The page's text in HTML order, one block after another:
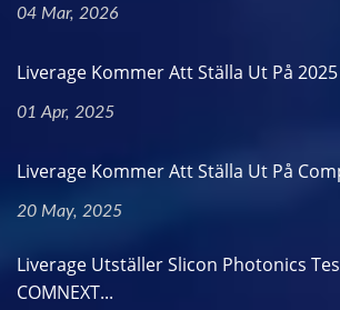
04 Mar, 2026
Liverage Kommer Att Ställa Ut På
01 Apr, 2025
Liverage Kommer Att Ställa Ut På
20 May, 2025
Liverage Utställer Slicon Photonics
COMNEXT...